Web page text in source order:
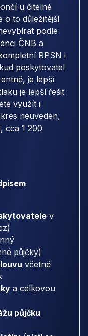
u čitelné
o to důležitější
podle
ČNB a
RPSN i
poskytovatel
je lepší
je lepší řešit
využít i
neuveden,
cca 1 200
v
půjčky)
včetně
a celkovou
půjčku